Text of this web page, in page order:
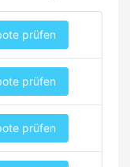
prüfen
prüfen
prüfen